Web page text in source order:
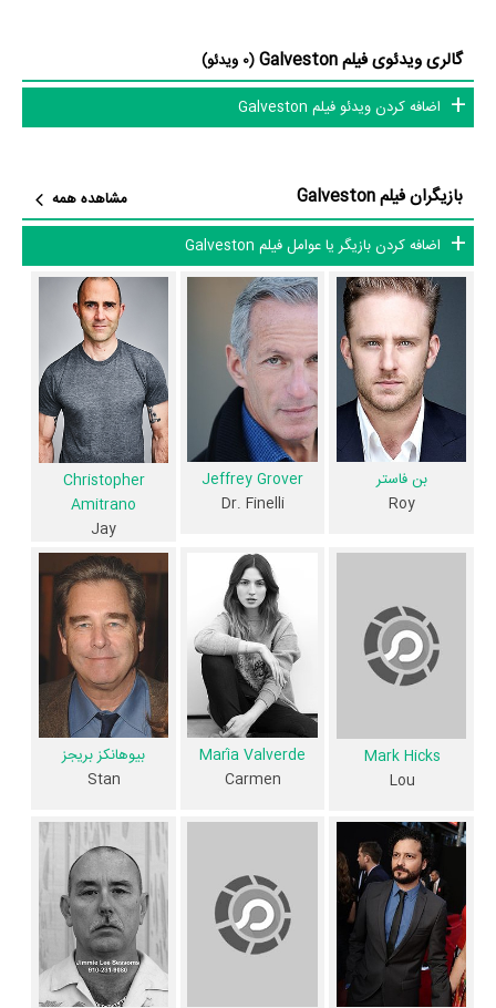
فیلم Galveston حدود 10 بازیگر جلوی دوربین رفته‌اند که از نظر تعداد بازیگران
می‌توان Galveston را یک اثر پربازیگر عنوان کرد. از این‌لحاظ کارگردانی فیلم
بازیگردان و همچنین تیم بازیگری Galveston توانسته‌اند در این زمینه موفق
باشند و بازی‌های درخشانی را نمایش دهند؟
از دیگر بازیگران فیلم Galveston می‌توان به
G. Peter King
در نقش Third
Man،
Jimmie Lee Sessoms در نقش First Man و ال فانینگدر نقش
Rocky اشاره کرد.
داستان فیلم Galveston
از محتوا و داستان فیلم Galveston چقدر اطلاع دارید؟ فیلم‌نامه Galveston
Nic Pizzolatto
نوشته شده است.
در خلاصه داستانی که یا از سوی تیم رسانه‌ای اثر و یا توسط دیگر رسانه‌ها درباره
داستان Galveston منتشر شده است، می‌خوانیم: «پس از فرار کردن یک
مجموعه، یک هیتمن میمیرد به زادگاهش گالوستون، جایی که او قصد انتقام
خود را دارد.»
فیلم Galveston از نظر ساختار (فرم)، محتوا و محیط تولید، به آثار مختلفی
شباهت دارد. با توجه به شاخص‌های متعدد و گوناگونی می‌توان گفت آثار
مرتبط فیلم Galveston عبارت است از: .
از نظر تاریخچه فعالیت کارگردان و بازیگران فیلم Galveston نیز آمارها و نکات
جذابی را می‌توان بیان کرد. براساس آمارها فیلم Galveston به طور متوسط
فعالیت 13ام بازیگران این اثر است.
2 تن از بازیگران Galveston، اولین فعالیت جدی بازیگری خود را در این اثر
تجربه کرده‌اند، در واقع در Galveston 2 فیلم اولی بوده‌اند:
G. Peter Kingو
گالری ویدئوی فیلم Galveston
(0 ویدئو)
اضافه کردن ویدئو فیلم Galveston
بازیگران فیلم Galveston
مشاهده همه
اضافه کردن بازیگر یا عوامل فیلم Galveston
بن فاستر
Roy
Jeffrey Grover
Dr. Finelli
Christopher
Amitrano
Jay
Mark Hicks
Lou
María Valverde
Carmen
بیوهانکز بریجز
Stan